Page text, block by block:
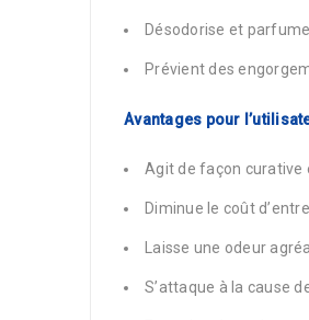
Désodorise et
Prévient des
Avantages pour
Agit de façon curative
Diminue le coût
Laisse une odeur
S’attaque à la cause